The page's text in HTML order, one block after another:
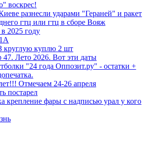
воскрес!
разнесли ударами "Гераней" и ракет
гтц или гтц в сборе Вояж
2025 году
куплю 2 шт
Лето 2026. Вот эти даты
"24 года Оппозит.ру" - остатки +
Отмечаем 24-26 апреля
постарел
крепление фары с надписью урал у кого